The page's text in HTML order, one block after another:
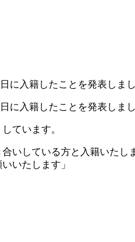
に入籍したことを発表しま
に入籍したことを発表しまし
ています。
合いしている方と入籍いた
いたします」